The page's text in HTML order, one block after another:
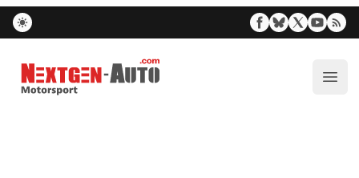
Nextgen-Auto.com